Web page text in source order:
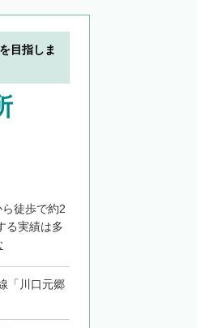
目指しま
徒歩で約2
る実績は多
「川口元郷